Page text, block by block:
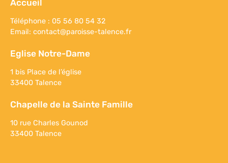
Accueil
Téléphone : 05 56 80 54 32
Email: contact@paroisse-talence.fr
Eglise Notre-Dame
1 bis Place de l’église
33400 Talence
Chapelle de la Sainte Famille
10 rue Charles Gounod
33400 Talence